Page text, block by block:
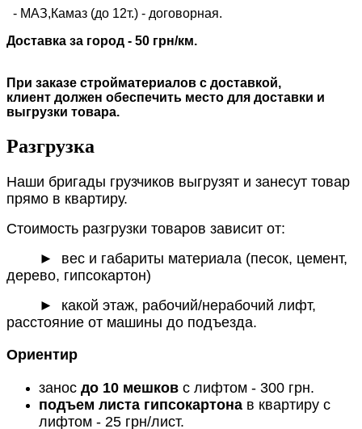
- МАЗ,Камаз (до 12т.) - договорная.
Доставка за город - 50 грн/км.
При заказе стройматериалов с доставкой,
клиент должен обеспечить место для доставки и
выгрузки товара.
Разгрузка
Наши бригады грузчиков выгрузят и занесут товар
прямо в квартиру.
Стоимость разгрузки товаров зависит от:
►
вес и габариты материала (песок, цемент,
дерево, гипсокартон)
► какой этаж, рабочий/нерабочий лифт,
расстояние от машины до подъезда.
Ориентир
занос до 10 мешков с лифтом - 300 грн.
подъем листа гипсокартона в квартиру с
лифтом - 25 грн/лист.